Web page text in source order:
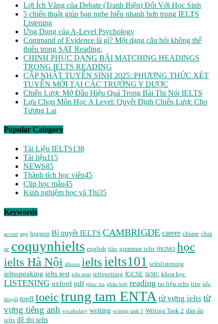
Lợi Ích Vàng của Debate (Tranh Biện) Đối Với Học Sinh
5 chiến thuật giúp bạn nghe hiểu nhanh hơn trong IELTS
Listening
Ứng Dụng của A-Level Psychology
Command of Evidence là gì? Một dạng câu hỏi không thể
thiếu trong SAT Reading.
CHINH PHỤC DẠNG BÀI MATCHING HEADINGS
TRONG IELTS READING
CẬP NHẬT TUYỂN SINH 2025: PHƯƠNG THỨC XÉT
TUYỂN MỚI TẠI CÁC TRƯỜNG Y DƯỢC
Chiến Lược Mở Đầu Hiệu Quả Trong Bài Thi Nói IELTS
Lựa Chọn Môn Học A Level: Quyết Định Chiến Lược Cho
Tương Lai
Popular Category
Tài Liệu IELTS138
Tài liệu115
NEWS85
Thành tích học viên45
Clip học mẫu45
Kinh nghiệm học và Thi35
Keywords
accent app bigstep Bí quyết IELTS CAMBRIGDE career chiase chia
se coquynhielts english film grammar ielts HKIMO học
ielts Hà Nội idioms ielts ielts101 ieltslistening
ieltsspeaking ielts test ielts tests ieltswriting IGCSE IKMC khoa học
LISTENING oxford pdf phuc tra phân biệt reading tai liệu ielts tips tiểu
thuyết toefl toeictrung tam ENTA từ vựng ielts từ
vựng tiếng anh vocabulary writing writing task 1 Writing Task 2 đáp án
ielts đề thi ielts